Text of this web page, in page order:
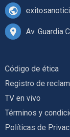
Av. Guardia
Código de ética
Registro de
TV en vivo
Términos y
Políticas de